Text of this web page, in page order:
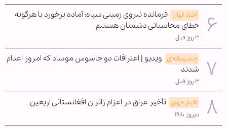
اخبار ایران فرمانده نیروی زمینی سپاه: آماده برخورد با هرگونه
خطای محاسباتی دشمنان هستیم
۳ روز قبل
چندرسانه‌ای ویدیو | اعترافات دو جاسوس موساد که امروز اعدام
شدند
۳ روز قبل
اخبار جهان تأخیر عراق در اعزام زائران افغانستانی اربعین
دیروز ۱۹:۱۰